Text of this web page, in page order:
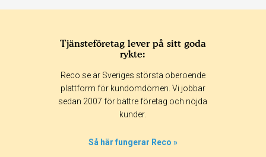
Tjänsteföretag lever på sitt goda
rykte:
Reco.se är Sveriges största oberoende
plattform för kundomdömen. Vi jobbar
sedan 2007 för bättre företag och nöjda
kunder.
Så här fungerar Reco »